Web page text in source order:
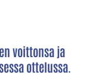
voittonsa ja
ottelussa.